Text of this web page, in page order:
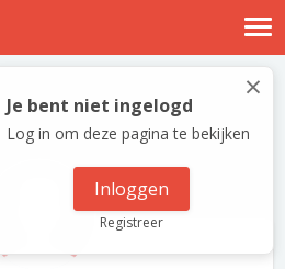
verhalen
Log in
je gratis aan
×
Je bent niet ingelogd
Log in om deze pagina te bekijken
Inloggen
Registreer